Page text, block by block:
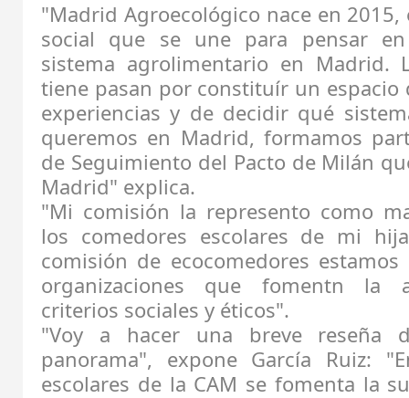
"Madrid Agroecológico nace en
social que se une para pensar
sistema agrolimentario en Madrid.
tiene pasan por constituír un espacio
experiencias y de decidir qué
queremos en Madrid, formamos
de Seguimiento del Pacto de Milán
Madrid" explica.
"Mi comisión la represento como
los comedores escolares de mi
comisión de ecocomedores
organizaciones que fomentn la
criterios sociales y éticos".
"Voy a hacer una breve reseña
panorama", expone García Ruiz:
escolares de la CAM se fomenta la